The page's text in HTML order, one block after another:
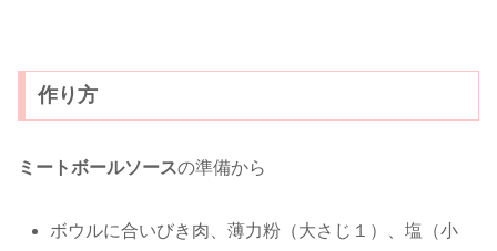
作り方
ミートボールソースの準備から
ボウルに合いびき肉、薄力粉（大さじ１）、塩（小